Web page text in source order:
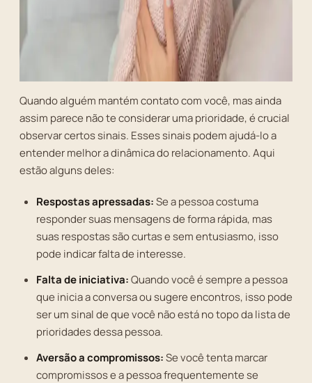
Quando alguém mantém contato com você, mas ainda
assim parece não te considerar uma prioridade, é crucial
observar certos sinais. Esses sinais podem ajudá-lo a
entender melhor a dinâmica do relacionamento. Aqui
estão alguns deles:
Respostas apressadas:Se a pessoa costuma
responder suas mensagens de forma rápida, mas
suas respostas são curtas e sem entusiasmo, isso
pode indicar falta de interesse.
Falta de iniciativa:Quando você é sempre a pessoa
que inicia a conversa ou sugere encontros, isso pode
ser um sinal de que você não está no topo da lista de
prioridades dessa pessoa.
Aversão a compromissos:Se você tenta marcar
compromissos e a pessoa frequentemente se